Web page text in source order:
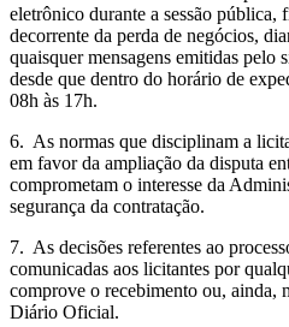
eletrônico durante a sessão pública,
decorrente da perda de negócios,
quaisquer mensagens emitidas pelo
desde que dentro do horário de
08h às 17h.
6. As normas que disciplinam a
em favor da ampliação da disputa
comprometam o interesse da
segurança da contratação.
7. As decisões referentes ao
comunicadas aos licitantes por
comprove o recebimento ou, ainda,
Diário Oficial.